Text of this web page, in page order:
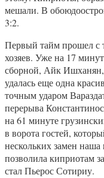
мешали. В
3:2.
Первый тайм прошел с
хозяев. Уже на 17
сборной, Айк
удалась еще одна
точным ударом
перерыва
на 61 минуте
в ворота гостей,
нескольких замен
позволила киприотам
стал Пьерос Сотириу.